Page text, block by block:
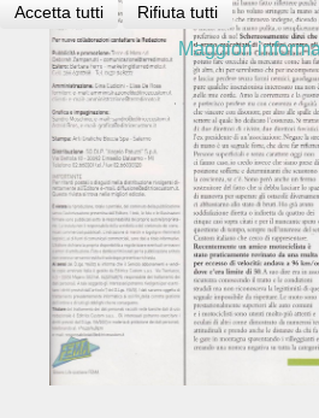
Accetta tutti Rifiuta tutti
Maggiori